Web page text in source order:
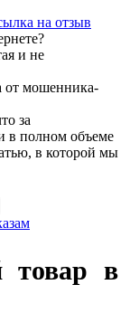
на отзыв
и не
от мошенника-
за
в полном объеме
в которой мы
в